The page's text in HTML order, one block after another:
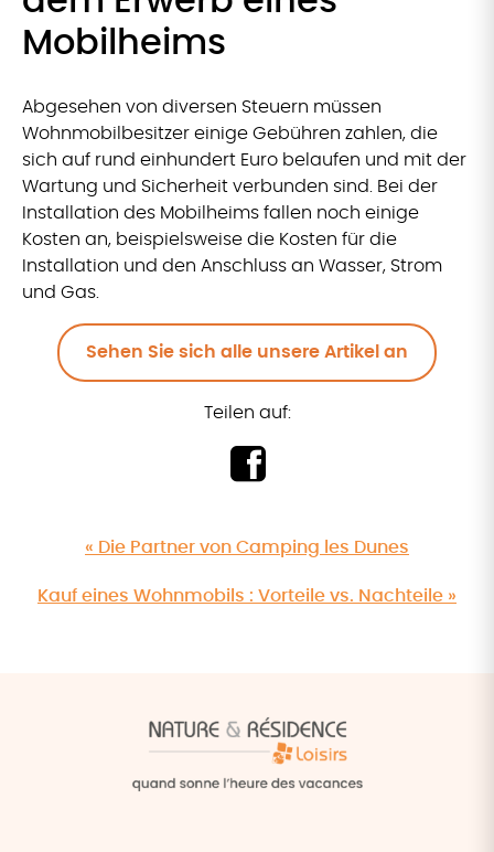
Mobilheims
Abgesehen von diversen Steuern müssen
Wohnmobilbesitzer einige Gebühren zahlen, die
sich auf rund einhundert Euro belaufen und mit der
Wartung und Sicherheit verbunden sind. Bei der
Installation des Mobilheims fallen noch einige
Kosten an, beispielsweise die Kosten für die
Installation und den Anschluss an Wasser, Strom
und Gas.
Sehen Sie sich alle unsere Artikel an
Teilen auf:
« Die Partner von Camping les Dunes
Kauf eines Wohnmobils : Vorteile vs. Nachteile »